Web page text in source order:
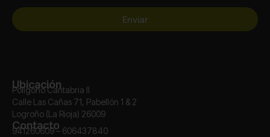
Enviar
Ubicación
Polígono Cantabria II
Calle Las Cañas 71, Pabellón 1 & 2
Logroño (La Rioja) 26009
Contacto
941260609 – 606437840